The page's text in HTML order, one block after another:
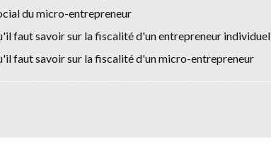
du micro-entrepreneur
faut savoir sur la fiscalité d'un entrepreneur individuel
faut savoir sur la fiscalité d'un micro-entrepreneur